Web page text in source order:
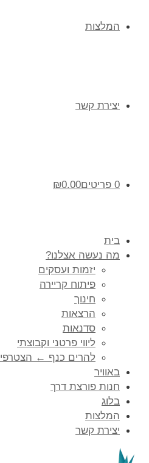
המלצות
יצירת קשר
0 פריטים ₪0.00
בית
מה נעשה אצלנו?
יזמות ועסקים
פיתוח קריירה
חינוך
הרצאות
סדנאות
ליווי פרטני וקבוצתי
להרים כנף ← הצטרפי
באוויר
חנות פורצת דרך
בלוג
המלצות
יצירת קשר